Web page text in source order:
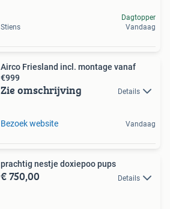
Stiens
Dagtopper
Vandaag
Airco Friesland incl. montage vanaf
€999
Zie omschrijving Details
Bezoek website Vandaag
prachtig nestje doxiepoo pups
€ 750,00 Details